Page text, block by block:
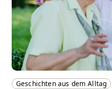
Geschichten aus dem Alltag